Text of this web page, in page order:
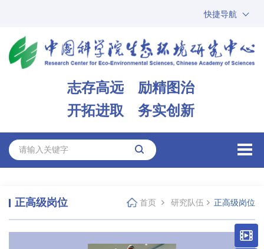
快捷导航
ARP
邮箱
志存高远 励精图治
开拓进取 务实创新
正高级岗位 首页 研究队伍 正高级岗位